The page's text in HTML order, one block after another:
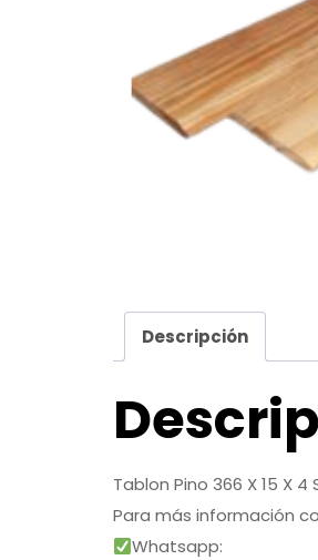
Descripción
Tablon Pino 366 X 15 X 4
Para más información
Whatsapp: